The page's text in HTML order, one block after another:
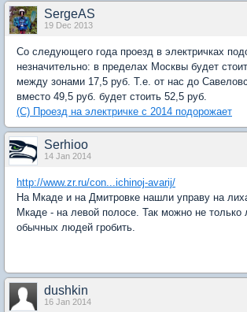
SergeAS
19 Dec 2013
Cо следующего года проезд в электричках
незначительно: в пределах Москвы будет
между зонами 17,5 руб. Т.е. от нас до
вместо 49,5 руб. будет стоить 52,5 руб.
(С) Проезд на электричке с 2014 подорожает
Serhioo
14 Jan 2014
http://www.zr.ru/con...ichinoj-avarij/
На Мкаде и на Дмитровке нашли управу на
Мкаде - на левой полосе. Так можно не только
обычных людей гробить.
dushkin
16 Jan 2014